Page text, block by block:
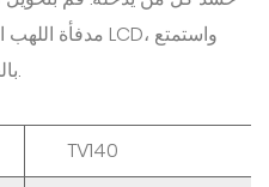
بالجمال الساحر الذي تجلبه لحياتك.
TV140